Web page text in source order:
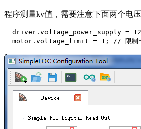
程序测量kv值，需要注意下面两个电压
driver.voltage_power_supply =
motor.voltage_limit = 1; // 限制